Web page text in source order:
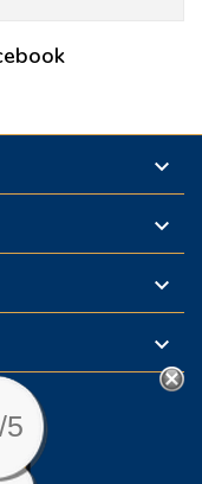




5